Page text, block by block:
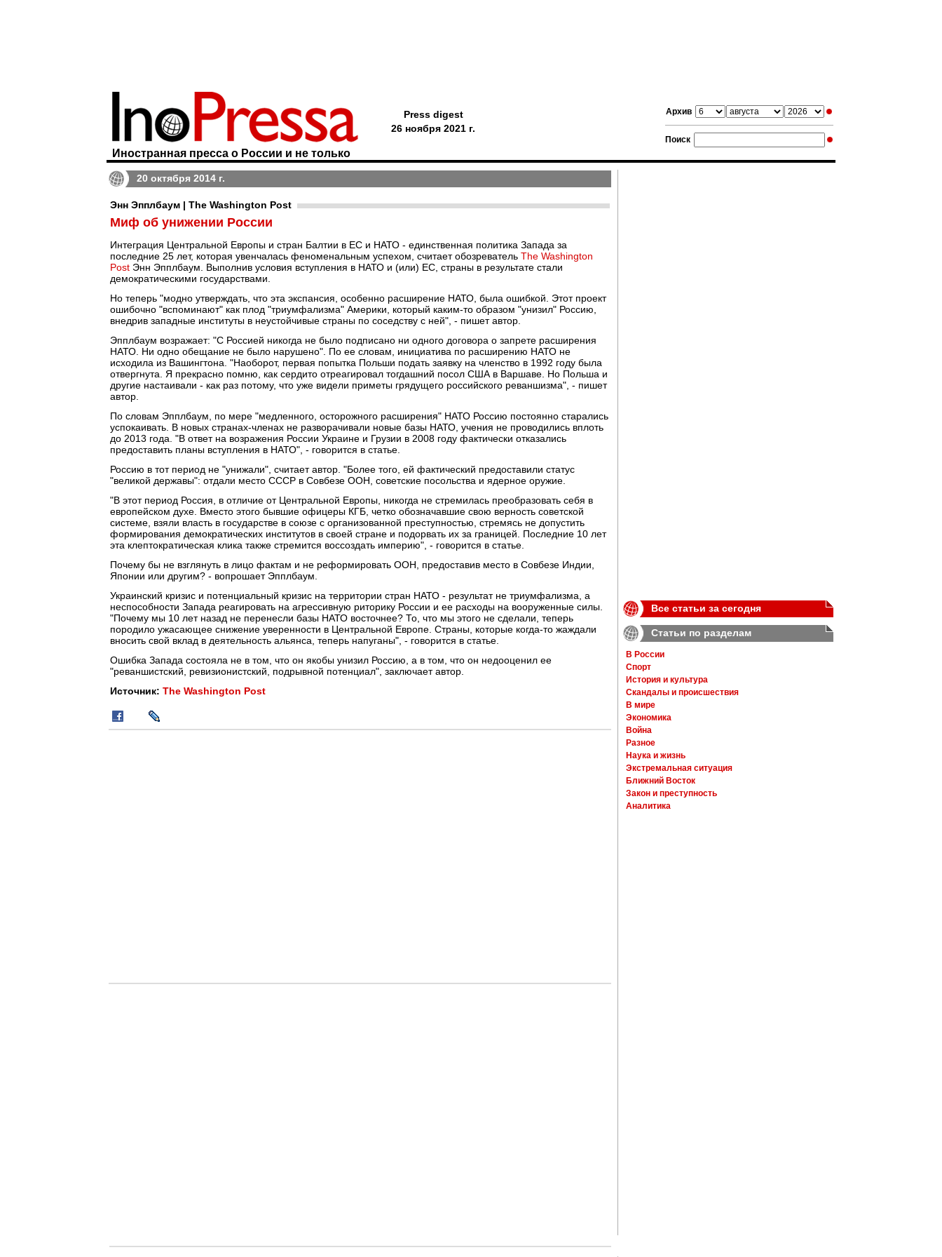
Архив
Поиск
Иностранная пресса о России и не только
Press digest
26 ноября 2021 г.
20 октября 2014 г.
Энн Эпплбаум | The Washington Post
Миф об унижении России
Интеграция Центральной Европы и стран Балтии в ЕС и НАТО - единственная политика Запада за
последние 25 лет, которая увенчалась феноменальным успехом, считает обозреватель The Washington
Post Энн Эпплбаум. Выполнив условия вступления в НАТО и (или) ЕС, страны в результате стали
демократическими государствами.
Но теперь "модно утверждать, что эта экспансия, особенно расширение НАТО, была ошибкой. Этот проект
ошибочно "вспоминают" как плод "триумфализма" Америки, который каким-то образом "унизил" Россию,
внедрив западные институты в неустойчивые страны по соседству с ней", - пишет автор.
Эпплбаум возражает: "С Россией никогда не было подписано ни одного договора о запрете расширения
НАТО. Ни одно обещание не было нарушено". По ее словам, инициатива по расширению НАТО не
исходила из Вашингтона. "Наоборот, первая попытка Польши подать заявку на членство в 1992 году была
отвергнута. Я прекрасно помню, как сердито отреагировал тогдашний посол США в Варшаве. Но Польша и
другие настаивали - как раз потому, что уже видели приметы грядущего российского реваншизма", - пишет
автор.
По словам Эпплбаум, по мере "медленного, осторожного расширения" НАТО Россию постоянно старались
успокаивать. В новых странах-членах не разворачивали новые базы НАТО, учения не проводились вплоть
до 2013 года. "В ответ на возражения России Украине и Грузии в 2008 году фактически отказались
предоставить планы вступления в НАТО", - говорится в статье.
Россию в тот период не "унижали", считает автор. "Более того, ей фактический предоставили статус
"великой державы": отдали место СССР в Совбезе ООН, советские посольства и ядерное оружие.
"В этот период Россия, в отличие от Центральной Европы, никогда не стремилась преобразовать себя в
европейском духе. Вместо этого бывшие офицеры КГБ, четко обозначавшие свою верность советской
системе, взяли власть в государстве в союзе с организованной преступностью, стремясь не допустить
формирования демократических институтов в своей стране и подорвать их за границей. Последние 10 лет
эта клептократическая клика также стремится воссоздать империю", - говорится в статье.
Почему бы не взглянуть в лицо фактам и не реформировать ООН, предоставив место в Совбезе Индии,
Японии или другим? - вопрошает Эпплбаум.
Украинский кризис и потенциальный кризис на территории стран НАТО - результат не триумфализма, а
неспособности Запада реагировать на агрессивную риторику России и ее расходы на вооруженные силы.
"Почему мы 10 лет назад не перенесли базы НАТО восточнее? То, что мы этого не сделали, теперь
породило ужасающее снижение уверенности в Центральной Европе. Страны, которые когда-то жаждали
вносить свой вклад в деятельность альянса, теперь напуганы", - говорится в статье.
Ошибка Запада состояла не в том, что он якобы унизил Россию, а в том, что он недооценил ее
"реваншистский, ревизионистский, подрывной потенциал", заключает автор.
Источник: The Washington Post
Все статьи за сегодня
Статьи по разделам
В России
Спорт
История и культура
Скандалы и происшествия
В мире
Экономика
Война
Разное
Наука и жизнь
Экстремальная ситуация
Ближний Восток
Закон и преступность
Аналитика